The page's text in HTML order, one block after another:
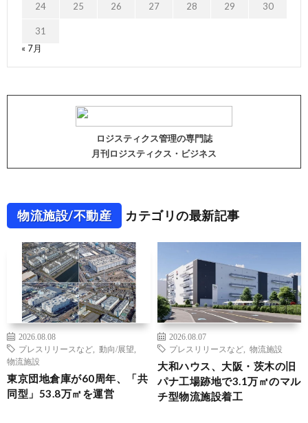
24 25 26 27 28 29 30
31
« 7月
ロジスティクス管理の専門誌
月刊ロジスティクス・ビジネス
物流施設/不動産 カテゴリの最新記事
2026.08.08
プレスリリースなど
動向/展望
物流施設
東京団地倉庫が60周年、「共
同型」53.8万㎡を運営
2026.08.07
プレスリリースなど
物流施設
大和ハウス、大阪・茨木の旧
パナ工場跡地で3.1万㎡のマル
チ型物流施設着工